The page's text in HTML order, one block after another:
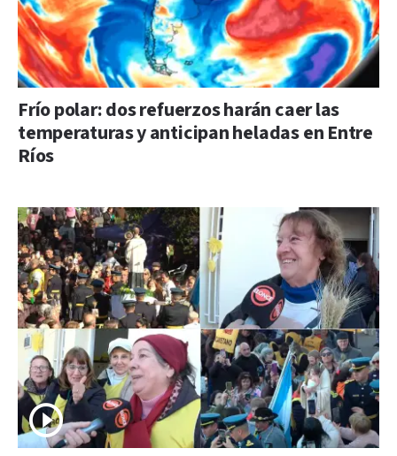
Frío polar: dos refuerzos harán caer las
temperaturas y anticipan heladas en Entre
Ríos